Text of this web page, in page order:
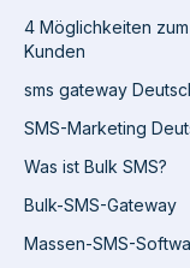
4 Möglichkeiten
Kunden
sms gateway
SMS-Marketing
Was ist Bulk SMS?
Bulk-SMS-Gateway
Massen-SMS-